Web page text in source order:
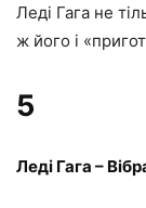
Леді Гага не
ж його і
5
Леді Гага –